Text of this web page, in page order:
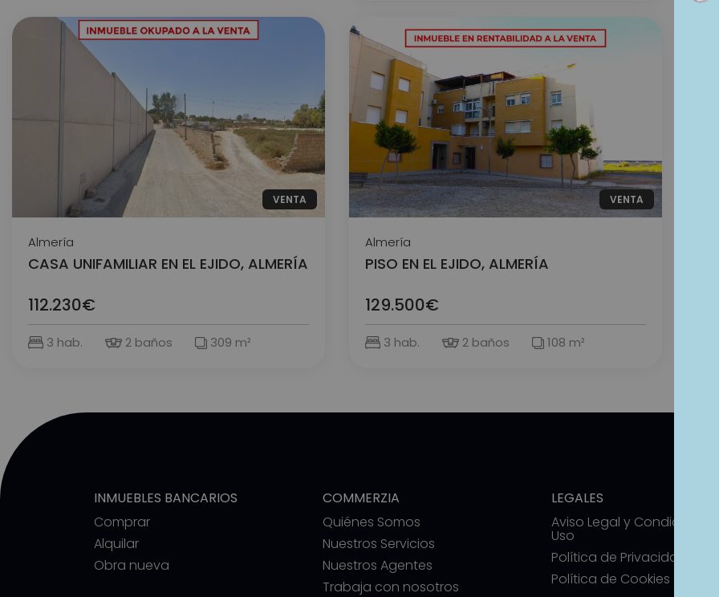
VENTA
Almería
CASA UNIFAMILIAR EN EL EJIDO, ALMERÍA
112.230€
3 hab. 2 baños 309 m²
VENTA
Almería
PISO EN EL EJIDO, ALMERÍA
129.500€
3 hab. 2 baños 108 m²
INMUEBLES BANCARIOS
Comprar
Alquilar
Obra nueva
COMMERZIA
Quiénes Somos
Nuestros Servicios
Nuestros Agentes
Trabaja con nosotros
LEGALES
Aviso Legal y Condiciones
Uso
Política de Privacidad
Política de Cookies